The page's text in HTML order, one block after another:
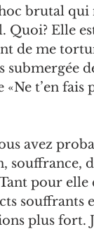
brutal qui
Quoi? Elle
de me
submergée
t’en fais
avez
pour elle
souffrants
plus fort.